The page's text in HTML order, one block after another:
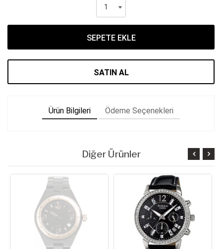
SEPETE EKLE
SATIN AL
Ürün Bilgileri Ödeme Seçenekleri
Diğer Ürünler